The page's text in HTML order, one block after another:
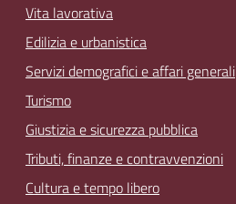
Vita lavorativa
Edilizia e urbanistica
Servizi demografici e affari generali
Turismo
Giustizia e sicurezza pubblica
Tributi, finanze e contravvenzioni
Cultura e tempo libero